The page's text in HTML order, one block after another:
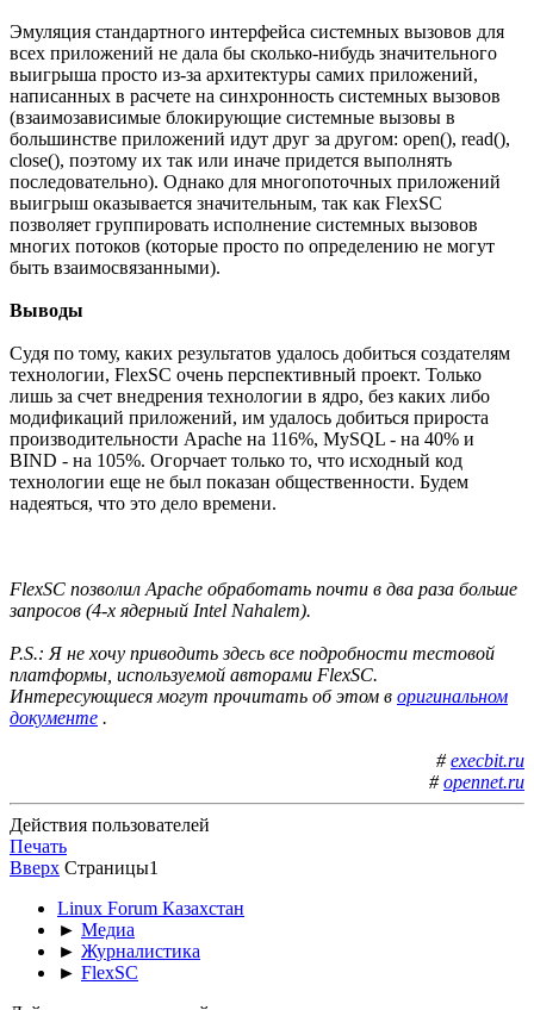
Эмуляция стандартного интерфейса системных вызовов для
всех приложений не дала бы сколько-нибудь значительного
выигрыша просто из-за архитектуры самих приложений,
написанных в расчете на синхронность системных вызовов
(взаимозависимые блокирующие системные вызовы в
большинстве приложений идут друг за другом: open(), read(),
close(), поэтому их так или иначе придется выполнять
последовательно). Однако для многопоточных приложений
выигрыш оказывается значительным, так как FlexSC
позволяет группировать исполнение системных вызовов
многих потоков (которые просто по определению не могут
быть взаимосвязанными).
Выводы
Судя по тому, каких результатов удалось добиться создателям
технологии, FlexSC очень перспективный проект. Только
лишь за счет внедрения технологии в ядро, без каких либо
модификаций приложений, им удалось добиться прироста
производительности Apache на 116%, MySQL - на 40% и
BIND - на 105%. Огорчает только то, что исходный код
технологии еще не был показан общественности. Будем
надеяться, что это дело времени.
FlexSC позволил Apache обработать почти в два раза больше
запросов (4-х ядерный Intel Nahalem).
P.S.: Я не хочу приводить здесь все подробности тестовой
платформы, используемой авторами FlexSC.
Интересующиеся могут прочитать об этом в оригинальном
документе .
#execbit.ru
#opennet.ru
Действия пользователей
Печать
Вверх Страницы1
Linux Forum Казахстан
► Медиа
► Журналистика
► FlexSC